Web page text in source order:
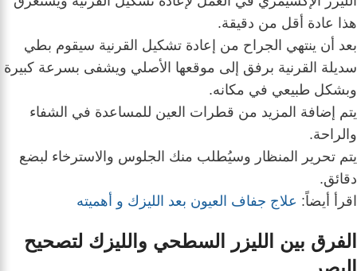
هذا عادة أقل من دقيقة.
بعد أن ينتهي الجراح من إعادة تشكيل القرنية سيقوم بطي
سديلة القرنية برفق إلى موقعها الأصلي ويشفى بسرعة كبيرة
وبشكل طبيعي في مكانه.
يتم إضافة المزيد من قطرات العين للمساعدة في الشفاء
والراحة.
يتم تحرير المنظار وسيُطلب منك الجلوس والاسترخاء لبضع
دقائق.
اقرأ أيضاً: علاج جفاف العيون بعد الليزك و أهميته
الفرق بين الليزر السطحي والليزك لتصحيح